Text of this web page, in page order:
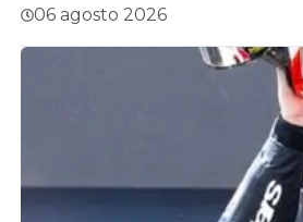
06 agosto 2026